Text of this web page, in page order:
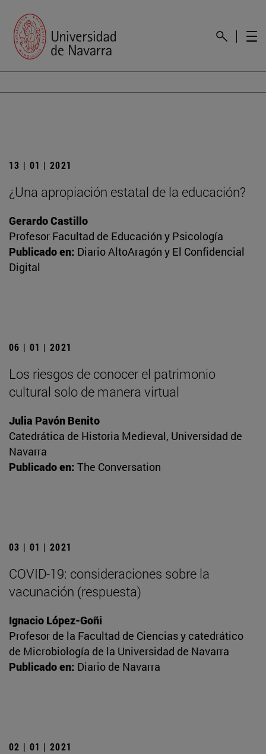
13 | 01 | 2021
¿Una apropiación estatal de la educación?
Gerardo Castillo
Profesor Facultad de Educación y Psicología
Publicado en: Diario AltoAragón y El Confidencial
Digital
06 | 01 | 2021
Los riesgos de conocer el patrimonio
cultural solo de manera virtual
Julia Pavón Benito
Catedrática de Historia Medieval, Universidad de
Navarra
Publicado en: The Conversation
03 | 01 | 2021
COVID-19: consideraciones sobre la
vacunación (respuesta)
Ignacio López-Goñi
Profesor de la Facultad de Ciencias y catedrático
de Microbiología de la Universidad de Navarra
Publicado en: Diario de Navarra
02 | 01 | 2021